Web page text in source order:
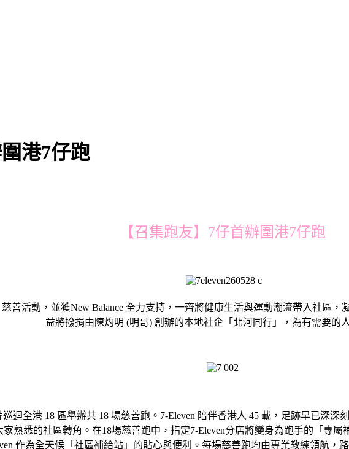
港7仔跑
【召集跑友】7仔首辦圍港7仔跑
善活動，並獲New Balance 全力支持，一齊將健康生活與運動潮流帶入社區
益將撥捐由陳灼明 (明哥) 創辦的本地社企「北河同行」，為有需要的
迴全港 18 區舉辦共 18 場慈善跑。7-Eleven 陪伴香港人 45 載，足跡早已深
熟悉的社區轉角。 在18場慈善跑中，指定7-Eleven分店將變身為跑手的「 專屬
作為全天候「社區補給站」的貼心與便利。 每場慈善跑均由專業教練領航，